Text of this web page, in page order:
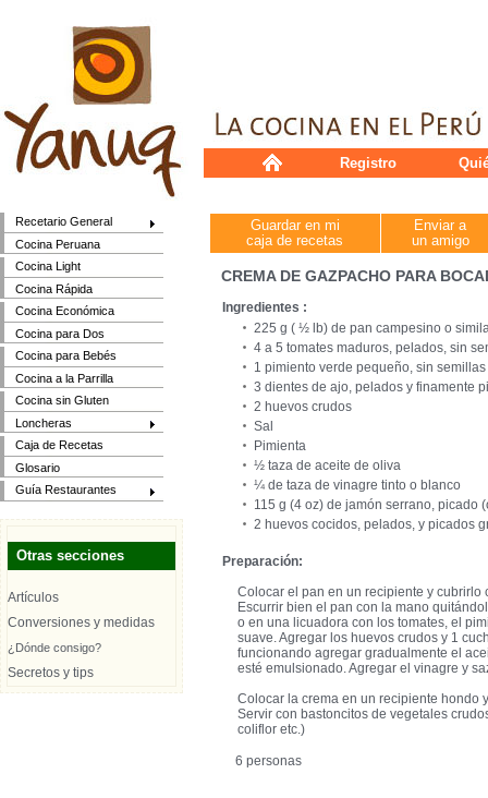
Recetario General
Cocina Peruana
Cocina Light
Cocina Rápida
Cocina Económica
Cocina para Dos
Cocina para Bebés
Cocina a la Parrilla
Cocina sin Gluten
Loncheras
Caja de Recetas
Glosario
Guía Restaurantes
Otras secciones
Artículos
Conversiones y medidas
¿Dónde consigo?
Secretos y tips
Registro
Guardar en mi
caja de recetas
Enviar a
un amigo
CREMA DE GAZPACHO PARA
Ingredientes :
225 g ( ½ lb) de pan campesino o
4 a 5 tomates maduros, pelados, sin
1 pimiento verde pequeño, sin
3 dientes de ajo, pelados y finamente
2 huevos crudos
Sal
Pimienta
½ taza de aceite de oliva
¼ de taza de vinagre tinto o blanco
115 g (4 oz) de jamón serrano, picado
2 huevos cocidos, pelados, y picados
Preparación:
Colocar el pan en un recipiente y
Escurrir bien el pan con la mano
o en una licuadora con los tomates, el
suave. Agregar los huevos crudos y 1
funcionando agregar gradualmente el
esté emulsionado. Agregar el vinagre y
Colocar la crema en un recipiente hondo
Servir con bastoncitos de vegetales
coliflor etc.)
6 personas